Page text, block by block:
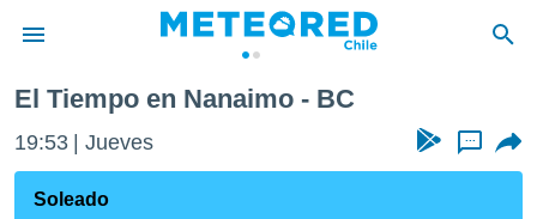
de
por
El Tiempo en Nanaimo - BC
19:53 Jueves ...
Soleado